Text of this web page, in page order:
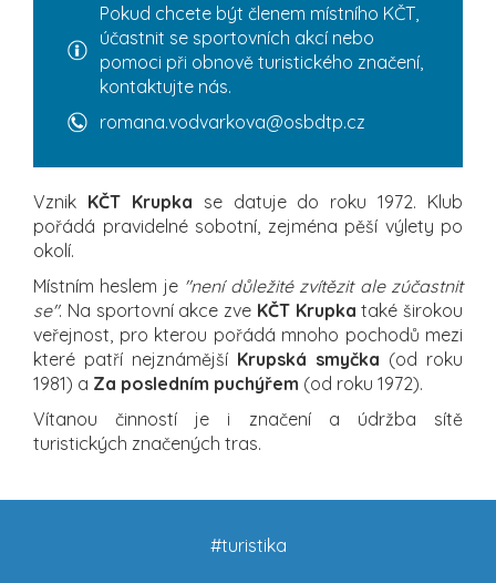
Pokud chcete být členem místního KČT,
účastnit se sportovních akcí nebo
pomoci při obnově turistického značení,
kontaktujte nás.
romana.vodvarkova@osbdtp.cz
Vznik KČT Krupka se datuje do roku 1972. Klub
pořádá pravidelné sobotní, zejména pěší výlety po
okolí.
Místním heslem je "není důležité zvítězit ale zúčastnit
se". Na sportovní akce zve KČT Krupka také širokou
veřejnost, pro kterou pořádá mnoho pochodů mezi
které patří nejznámější Krupská smyčka (od roku
1981) a Za posledním puchýřem (od roku 1972).
Vítanou činností je i značení a údržba sítě
turistických značených tras.
#turistika